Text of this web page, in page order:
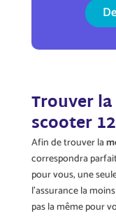
Trouver
scooter
Afin de trouver la
correspondra
pour vous, une
l’assurance la
pas la même pour